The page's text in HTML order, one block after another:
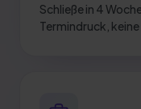
Schließe in 4
Termindruck,